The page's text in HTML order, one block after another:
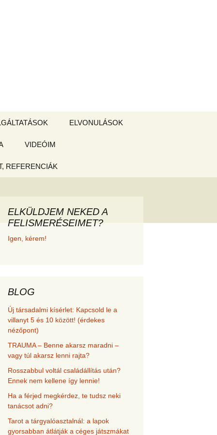
BOLT
ELVONULÁSOK
VIDEÓIM
REFERENCIÁK
az új
és
ELKÜLDJEM NEKED A
FELISMERÉSEIMET?
Igen, kérem!
BLOG
Új társadalmi kísérlet: Kapcsold le a
villanyt 5 és 10 között! (érdekes
nézőpont)
TRAUMA – Benne akarsz maradni –
vagy túl akarsz lenni rajta?
Rosszabbul voltál családállítás után?
Ennek nem kellene így lennie!
Ha a férjed megkérdez, te tudsz neki
tanácsot adni?
Tarot a tárgyalóasztalnál: a lapok
gyorsabban átlátják a céges játszmákat